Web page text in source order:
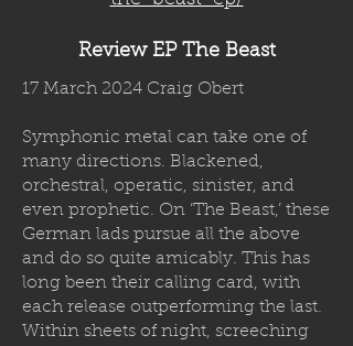
Review EP The Beast
17 March 2024 Craig Obert
Symphonic metal can take one of
many directions. Blackened,
orchestral, operatic, sinister, and
even prophetic. On ‘The Beast,’ these
German lads pursue all the above
and do so quite amicably. This has
long been their calling card, with
each release outperforming the last.
Within sheets of night, screeching